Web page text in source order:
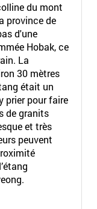
du mont
province de
d'une
Hobak, ce
La
30 mètres
était un
prier pour faire
de granits
et très
peuvent